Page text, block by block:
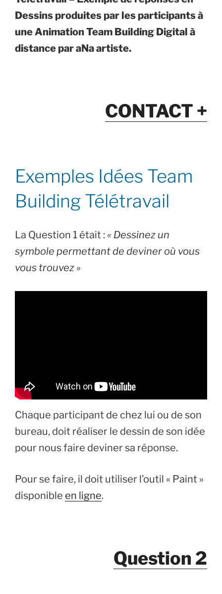
Dessins produites par les participants à
une Animation Team Building Digital à
distance par aNa artiste.
CONTACT +
Exemples Idées Team
Building Télétravail
La Question 1 était : « Dessinez un
symbole permettant de deviner où vous
vous trouvez »
Chaque participant de chez lui ou de son
bureau, doit réaliser le dessin de son idée
pour nous faire deviner sa réponse.
Pour se faire, il doit utiliser l’outil « Paint »
disponible en ligne.
Question 2